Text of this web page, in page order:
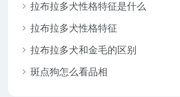
拉布拉多犬性格特征是什么
拉布拉多犬性格特征
拉布拉多犬和金毛的区别
斑点狗怎么看品相